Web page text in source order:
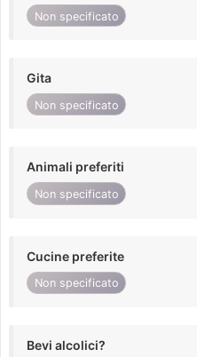
Non specificato
Gita
Non specificato
Animali preferiti
Non specificato
Cucine preferite
Non specificato
Bevi alcolici?